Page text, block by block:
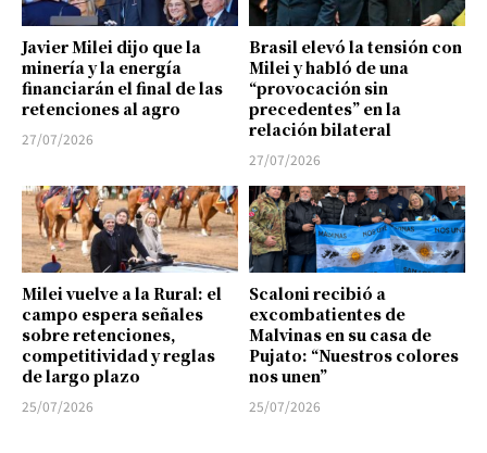
Javier Milei dijo que la
minería y la energía
financiarán el final de las
retenciones al agro
27/07/2026
Brasil elevó la tensión con
Milei y habló de una
“provocación sin
precedentes” en la
relación bilateral
27/07/2026
Milei vuelve a la Rural: el
campo espera señales
sobre retenciones,
competitividad y reglas
de largo plazo
25/07/2026
Scaloni recibió a
excombatientes de
Malvinas en su casa de
Pujato: “Nuestros colores
nos unen”
25/07/2026